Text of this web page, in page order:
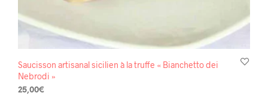
Saucisson artisanal sicilien à la truffe « Bianchetto dei
Nebrodi »
25,00€